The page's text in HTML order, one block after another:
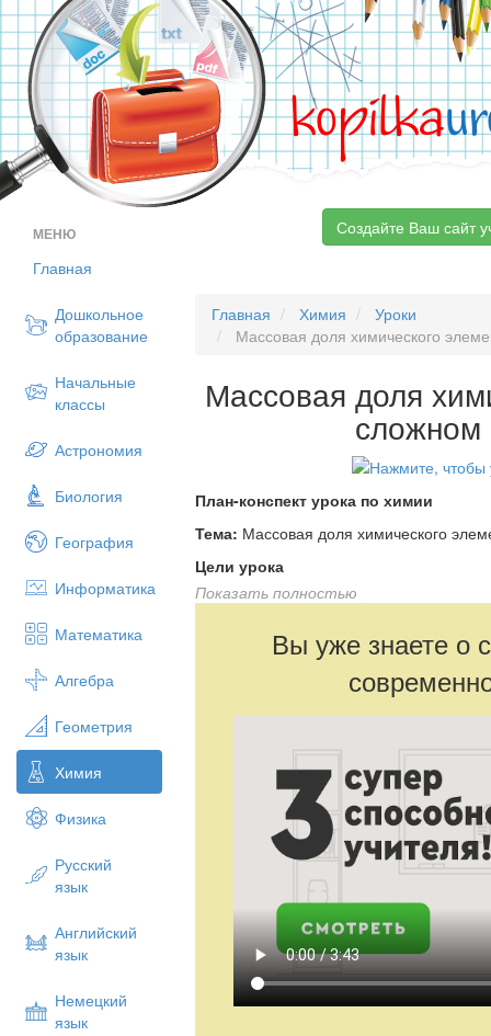
kopilka
МЕНЮ
Главная
Дошкольное
образование
Начальные
классы
Астрономия
Биология
География
Информатика
Математика
Алгебра
Геометрия
Химия
Физика
Русский
язык
Английский
язык
Немецкий
язык
Создайте Ваш сайт
Главная Химия
Уроки
Массовая доля химического
Массовая доля
сложном
План-конспект урока по химии
Тема: Массовая доля химического
Цели урока
Образовательная:научить
сложного вещества по
Развивающая:
решения задач, устанавливать
Периодическая система
Учебник (например, Г. Е.
Карточки с заданиями,
1. Организационный этап
Приветствие, проверка готовности к
2. Мотивация и постановка цели
Обсуждение значения воды для жизни
Показать полностью
Вы уже знаете о